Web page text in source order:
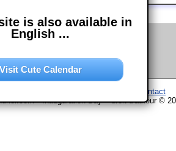
Contact
• Inauguration Day – droit d'auteur ©
is also available in
English ...
Visit Cute Calendar